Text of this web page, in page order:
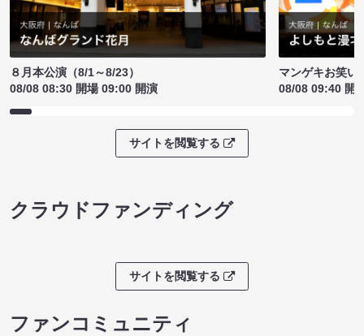
８月本公演（8/1～8/23）
08/08 08:30 開場 09:00 開演
マンゲキお笑い
08/08 09:40 開
サイトを閲覧する
クラウドファンディング
サイトを閲覧する
ファンコミュニティ